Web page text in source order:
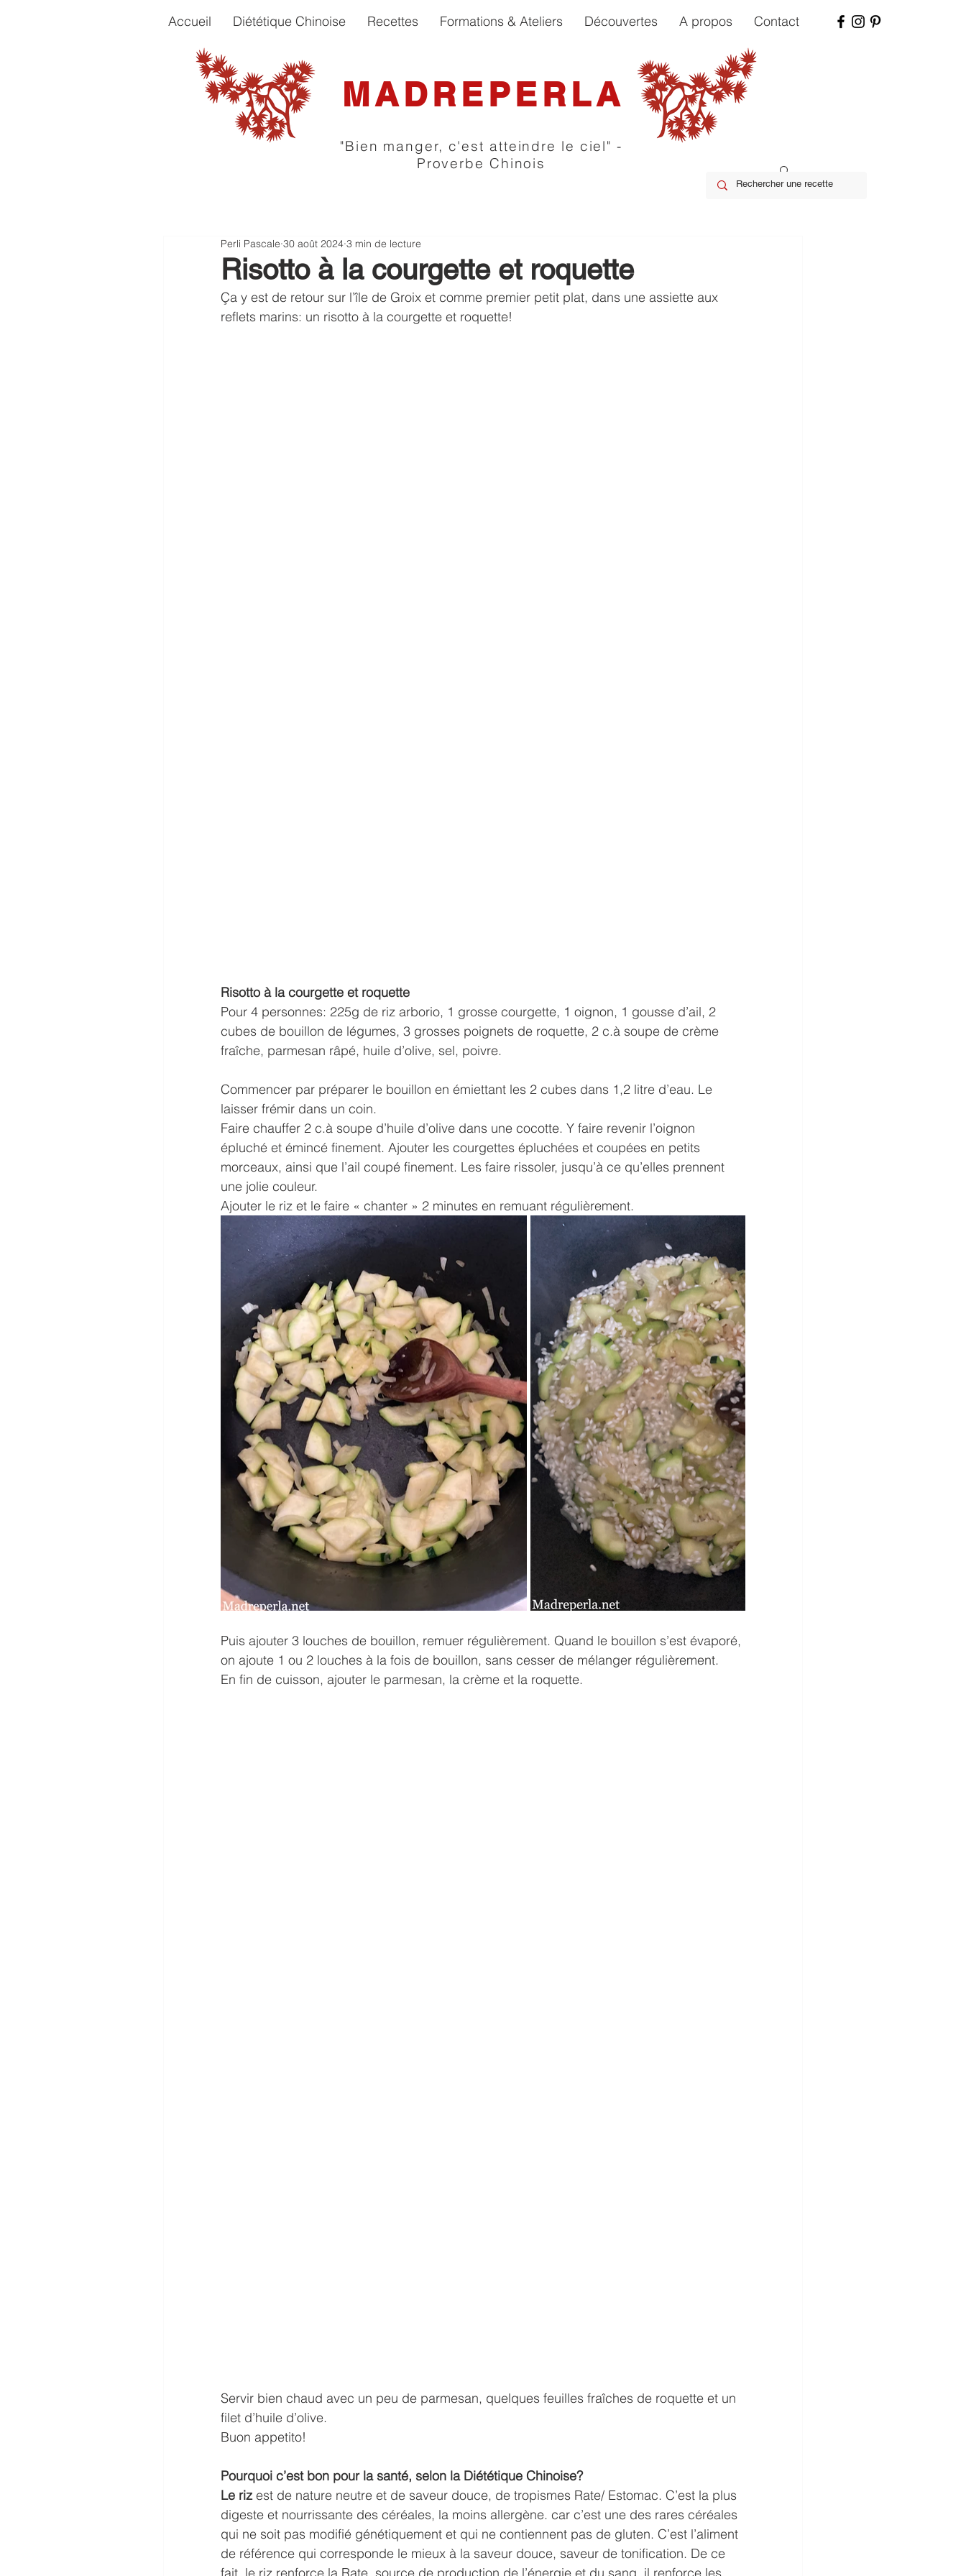
Accueil Diététique Chinoise Recettes Formations & Ateliers Découvertes A propos Contact
MADREPERLA
"Bien manger, c'est atteindre le ciel" -
Proverbe Chinois
Risotto à la courgette et roquette
Perli Pascale 30 août 2024 3 min de lecture
Ça y est de retour sur l’île de Groix et comme premier petit plat, dans une assiette aux
reflets marins: un risotto à la courgette et roquette!
Risotto à la courgette et roquette
Pour 4 personnes: 225g de riz arborio, 1 grosse courgette, 1 oignon, 1 gousse d’ail, 2
cubes de bouillon de légumes, 3 grosses poignets de roquette, 2 c.à soupe de crème
fraîche, parmesan râpé, huile d’olive, sel, poivre.
Commencer par préparer le bouillon en émiettant les 2 cubes dans 1,2 litre d’eau. Le
laisser frémir dans un coin.
Faire chauffer 2 c.à soupe d’huile d’olive dans une cocotte. Y faire revenir l’oignon
épluché et émincé finement. Ajouter les courgettes épluchées et coupées en petits
morceaux, ainsi que l’ail coupé finement. Les faire rissoler, jusqu’à ce qu’elles prennent
une jolie couleur.
Ajouter le riz et le faire « chanter » 2 minutes en remuant régulièrement.
Puis ajouter 3 louches de bouillon, remuer régulièrement. Quand le bouillon s’est évaporé,
on ajoute 1 ou 2 louches à la fois de bouillon, sans cesser de mélanger régulièrement.
En fin de cuisson, ajouter le parmesan, la crème et la roquette.
Servir bien chaud avec un peu de parmesan, quelques feuilles fraîches de roquette et un
filet d’huile d’olive.
Buon appetito!
Pourquoi c’est bon pour la santé, selon la Diététique Chinoise?
Le riz est de nature neutre et de saveur douce, de tropismes Rate/ Estomac. C’est la plus
digeste et nourrissante des céréales, la moins allergène. car c’est une des rares céréales
qui ne soit pas modifié génétiquement et qui ne contiennent pas de gluten. C’est l’aliment
de référence qui corresponde le mieux à la saveur douce, saveur de tonification. De ce
fait, le riz renforce la Rate, source de production de l’énergie et du sang, il renforce les